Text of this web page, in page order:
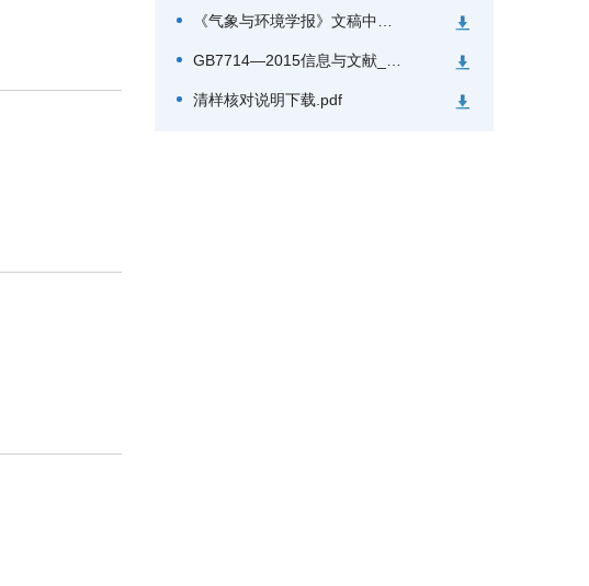
《气象与环境学报》文稿中图与对应的无字底图样例
GB7714—2015信息与文献_参考文献著录规则.pdf
清样核对说明下载.pdf